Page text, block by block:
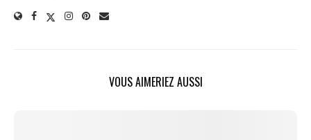
VOUS AIMERIEZ AUSSI